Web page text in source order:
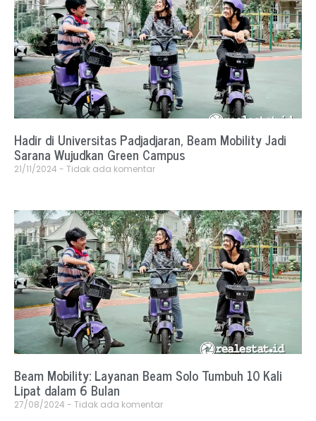
Hadir di Universitas Padjadjaran, Beam Mobility Jadi
Sarana Wujudkan Green Campus
21/11/2024 Tidak ada komentar
Beam Mobility: Layanan Beam Solo Tumbuh 10 Kali
Lipat dalam 6 Bulan
27/08/2024 Tidak ada komentar